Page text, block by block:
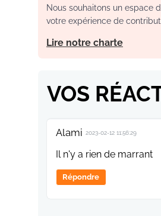
Nous souhaitons un espace
votre expérience de
Lire notre charte
VOS
Alami 2023-02-12 11:56:29
Il n'y a rien de marrant
Répondre